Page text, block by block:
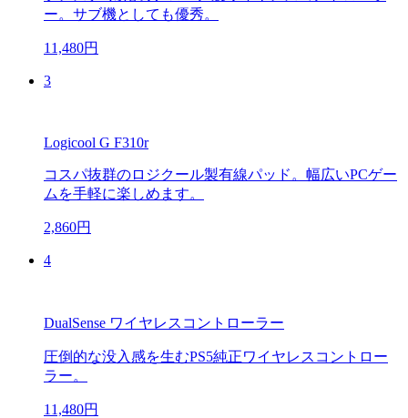
ー。サブ機としても優秀。
11,480円
3
Logicool G F310r
コスパ抜群のロジクール製有線パッド。幅広いPCゲー
ムを手軽に楽しめます。
2,860円
4
DualSense ワイヤレスコントローラー
圧倒的な没入感を生むPS5純正ワイヤレスコントロー
ラー。
11,480円